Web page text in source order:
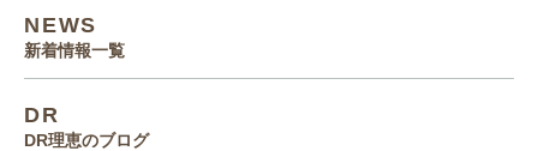
NEWS
新着情報一覧
DR
DR理恵のブログ